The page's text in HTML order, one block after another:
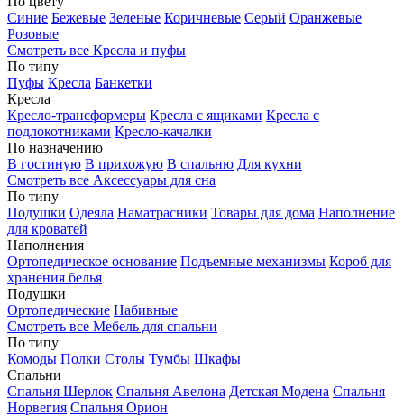
Синие Бежевые Зеленые Коричневые Серый Оранжевые
Розовые
Смотреть все Кресла и пуфы
По типу
Пуфы Кресла Банкетки
Кресла
Кресло-трансформеры Кресла с ящиками Кресла с
подлокотниками Кресло-качалки
По назначению
В гостиную В прихожую В спальню Для кухни
Смотреть все Аксессуары для сна
По типу
Подушки Одеяла Наматрасники Товары для дома Наполнение
для кроватей
Наполнения
Ортопедическое основание Подъемные механизмы Короб для
хранения белья
Подушки
Ортопедические Набивные
Смотреть все Мебель для спальни
По типу
Комоды Полки Столы Тумбы Шкафы
Спальни
Спальня Шерлок Спальня Авелона Детская Модена Спальня
Норвегия Спальня Орион